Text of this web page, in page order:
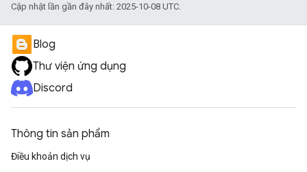
Cập nhật lần gần đây nhất: 2025-10-08 UTC.
Blog
Thư viện ứng dụng
Discord
Thông tin sản phẩm
Điều khoản dịch vụ